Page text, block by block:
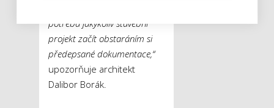
potřeba jakýkoliv stavební
projekt začít obstaráním si
předepsané dokumentace,“
upozorňuje architekt
Dalibor Borák.